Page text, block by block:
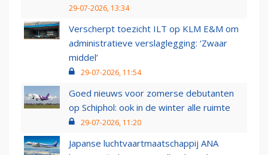
29-07-2026, 13:34
Verscherpt toezicht ILT op KLM E&M om
administratieve verslaglegging: ‘Zwaar
middel’
29-07-2026, 11:54
Goed nieuws voor zomerse debutanten
op Schiphol: ook in de winter alle ruimte
29-07-2026, 11:20
Japanse luchtvaartmaatschappij ANA